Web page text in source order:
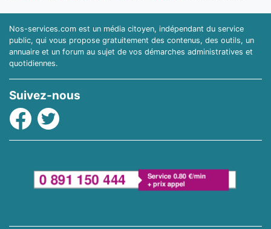
Nos-services.com est un média citoyen, indépendant du service
public, qui vous propose gratuitement des contenus, des outils, un
annuaire et un forum au sujet de vos démarches administratives et
quotidiennes.
Suivez-nous
Facebook
Twitter